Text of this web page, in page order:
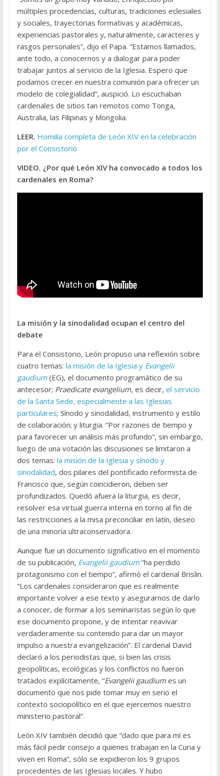
múltiples procedencias, culturas, tradiciones eclesiales
y sociales, trayectorias formativas y académicas,
experiencias pastorales y, naturalmente, caracteres y
rasgos personales”, dijo el Papa. “Estamos llamados,
ante todo, a conocernos y a dialogar para poder
trabajar juntos al servicio de la Iglesia. Espero que
podamos crecer en nuestra comunión para ofrecer un
modelo de colegialidad”, auspició. Lo escuchaban
cardenales de sitios tan remotos como Tonga,
Australia, las Filipinas y Mongolia.
LEER. Homilía completa de León XIV en la celebración
por el Consistorio
VIDEO. ¿Por qué León XIV ha convocado a todos los
cardenales en Roma?
La misión y la sinodalidad ocupan el centro del
debate
Para el Consistorio, León propuso una reflexión sobre
cuatro temas: la misión de la Iglesia y Evangelii
gaudium(EG), el documento programático de su
antecesor; Praedicate evangelium, es decir, el servicio
de la Santa Sede, especialmente a las Iglesias
particulares; Sínodo y sinodalidad, instrumento y estilo
de colaboración; y liturgia. “Por razones de tiempo y
para favorecer un análisis más profundo”, sin embargo,
luego de una votación las discusiones se limitaron a
dos temas: la misión de la Iglesia y sínodo y
sinodalidad, dos pilares del pontificado reformista de
Francisco que, según coincidieron, deben ser
profundizados. Quedó afuera la liturgia, es decir,
resolver esa virtual guerra interna en torno al fin de
las restricciones a la misa preconciliar en latín, deseo
de una minoría ultraconservadora.
Aunque fue un documento significativo en el momento
de su publicación, Evangelii gaudium“ha perdido
protagonismo con el tiempo”, afirmó el cardenal Brislin.
“Los cardenales consideraron que es realmente
importante volver a ese texto y asegurarnos de darlo
a conocer, de formar a los seminaristas según lo que
ese documento propone, y de intentar reavivar
verdaderamente su contenido para dar un mayor
impulso a nuestra evangelización”. El cardenal David
declaró a los periodistas que, si bien las crisis
geopolíticas, ecológicas y los conflictos no fueron
tratados explícitamente, “Evangelii gaudiumes un
documento que nos pide tomar muy en serio el
contexto sociopolítico en el que ejercemos nuestro
ministerio pastoral”.
León XIV también decidió que “dado que para mí es
más fácil pedir consejo a quienes trabajan en la Curia y
viven en Roma”, sólo se expidieron los 9 grupos
procedentes de las Iglesias locales. Y hubo